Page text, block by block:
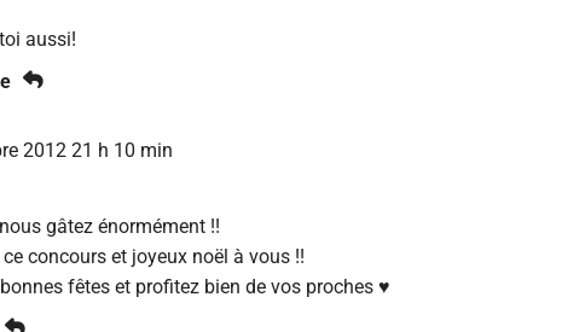
aussi!
2012 21 h 10 min
gâtez énormément !!
concours et joyeux noël à vous !!
fêtes et profitez bien de vos proches ♥